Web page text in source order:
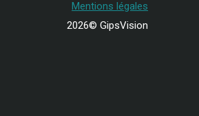
Mentions légales
2026© GipsVision